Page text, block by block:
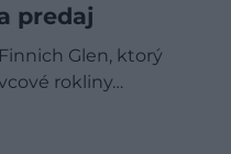
predaj
Glen, ktorý
rokliny…